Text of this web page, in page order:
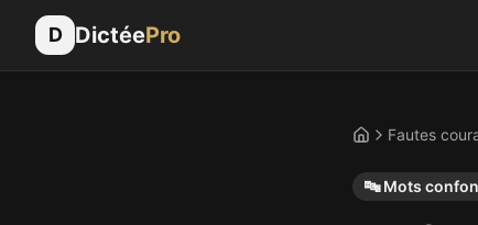
D DictéePro
AccueilFautes
🔤 Mots